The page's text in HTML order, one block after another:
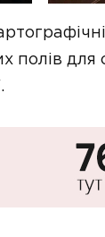
полів для